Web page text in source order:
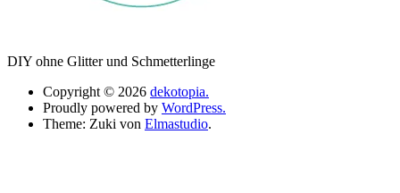
DIY ohne Glitter und Schmetterlinge
Copyright © 2026 dekotopia.
Proudly powered by WordPress.
Theme: Zuki von Elmastudio.